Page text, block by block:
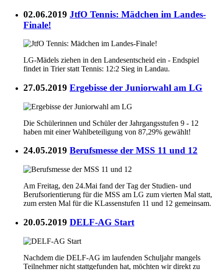
02.06.2019 JtfO Tennis: Mädchen im Landes-
Finale!
LG-Mädels ziehen in den Landesentscheid ein - Endspiel
findet in Trier statt Tennis: 12:2 Sieg in Landau.
27.05.2019 Ergebisse der Juniorwahl am LG
Die Schülerinnen und Schüler der Jahrgangsstufen 9 - 12
haben mit einer Wahlbeteiligung von 87,29% gewählt!
24.05.2019 Berufsmesse der MSS 11 und 12
Am Freitag, den 24.Mai fand der Tag der Studien- und
Berufsorientierung für die MSS am LG zum vierten Mal statt,
zum ersten Mal für die KLassenstufen 11 und 12 gemeinsam.
20.05.2019 DELF-AG Start
Nachdem die DELF-AG im laufenden Schuljahr mangels
Teilnehmer nicht stattgefunden hat, möchten wir direkt zu